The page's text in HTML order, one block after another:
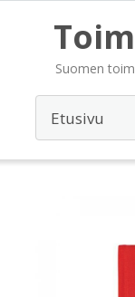
Suomen